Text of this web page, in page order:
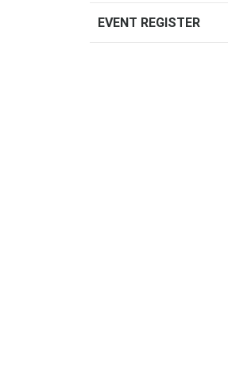
EVENT REGISTER